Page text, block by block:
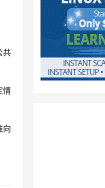
共
情
向